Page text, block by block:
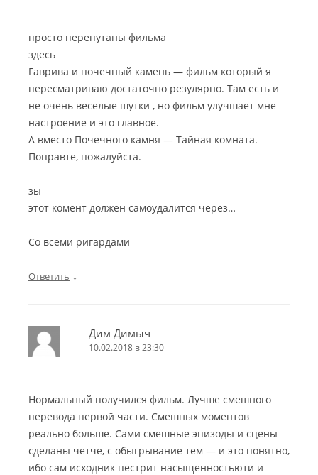
просто перепутаны фильма
здесь
Гаврива и почечный камень — фильм который я
пересматриваю достаточно резулярно. Там есть и
не очень веселые шутки , но фильм улучшает мне
настроение и это главное.
А вместо Почечного камня — Тайная комната.
Поправте, пожалуйста.
зы
этот комент должен самоудалится через…
Со всеми ригардами
Ответить ↓
Дим Димыч
10.02.2018 в 23:30
Нормальный получился фильм. Лучше смешного
перевода первой части. Смешных моментов
реально больше. Сами смешные эпизоды и сцены
сделаны четче, с обыгрывание тем — и это понятно,
ибо сам исходник пестрит насыщенностьюти и